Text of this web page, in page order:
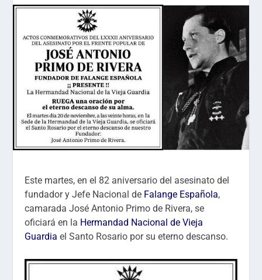
Este martes, en el 82 aniversario del asesinato del
fundador y Jefe Nacional de Falange Española,
camarada José Antonio Primo de Rivera, se
oficiará en la Hermandad Nacional de Vieja
Guardia el Santo Rosario por su eterno descanso.